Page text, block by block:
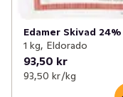
Edamer Skivad 24%
1 kg, Eldorado
93,50 kr
93,50 kr /kg